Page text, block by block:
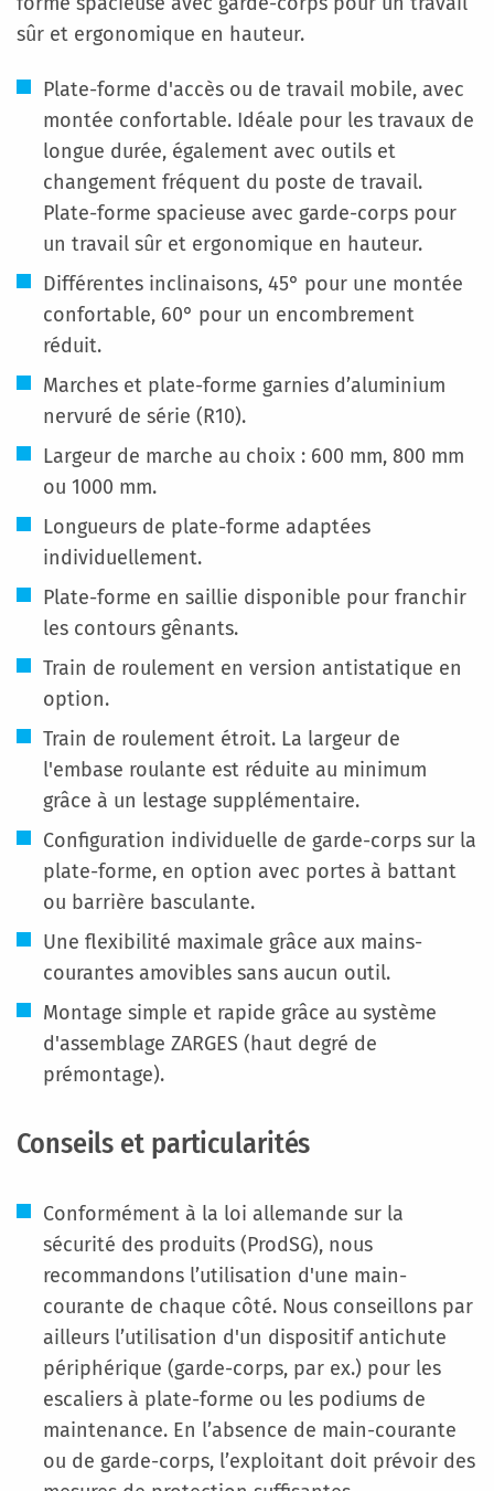
sûr et ergonomique en hauteur.
Plate-forme d'accès ou de travail mobile, avec
montée confortable. Idéale pour les travaux de
longue durée, également avec outils et
changement fréquent du poste de travail.
Plate-forme spacieuse avec garde-corps pour
un travail sûr et ergonomique en hauteur.
Différentes inclinaisons, 45° pour une montée
confortable, 60° pour un encombrement
réduit.
Marches et plate-forme garnies d’aluminium
nervuré de série (R10).
Largeur de marche au choix : 600 mm, 800 mm
ou 1000 mm.
Longueurs de plate-forme adaptées
individuellement.
Plate-forme en saillie disponible pour franchir
les contours gênants.
Train de roulement en version antistatique en
option.
Train de roulement étroit. La largeur de
l'embase roulante est réduite au minimum
grâce à un lestage supplémentaire.
Configuration individuelle de garde-corps sur la
plate-forme, en option avec portes à battant
ou barrière basculante.
Une flexibilité maximale grâce aux mains-
courantes amovibles sans aucun outil.
Montage simple et rapide grâce au système
d'assemblage ZARGES (haut degré de
prémontage).
Conseils et particularités
Conformément à la loi allemande sur la
sécurité des produits (ProdSG), nous
recommandons l’utilisation d'une main-
courante de chaque côté. Nous conseillons par
ailleurs l’utilisation d'un dispositif antichute
périphérique (garde-corps, par ex.) pour les
escaliers à plate-forme ou les podiums de
maintenance. En l’absence de main-courante
ou de garde-corps, l’exploitant doit prévoir des